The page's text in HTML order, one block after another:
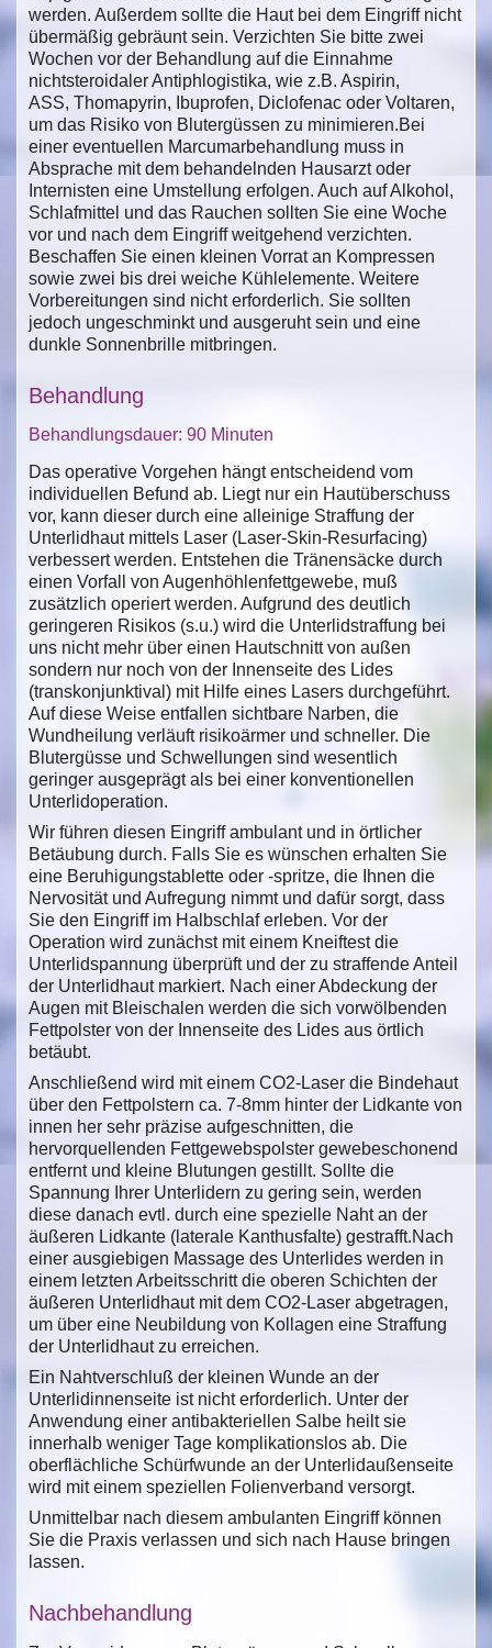
werden. Außerdem sollte die Haut bei dem Eingriff nicht
übermäßig gebräunt sein. Verzichten Sie bitte zwei
Wochen vor der Behandlung auf die Einnahme
nichtsteroidaler Antiphlogistika, wie z.B. Aspirin,
ASS, Thomapyrin, Ibuprofen, Diclofenac oder Voltaren,
um das Risiko von Blutergüssen zu minimieren.Bei
einer eventuellen Marcumarbehandlung muss in
Absprache mit dem behandelnden Hausarzt oder
Internisten eine Umstellung erfolgen. Auch auf Alkohol,
Schlafmittel und das Rauchen sollten Sie eine Woche
vor und nach dem Eingriff weitgehend verzichten.
Beschaffen Sie einen kleinen Vorrat an Kompressen
sowie zwei bis drei weiche Kühlelemente. Weitere
Vorbereitungen sind nicht erforderlich. Sie sollten
jedoch ungeschminkt und ausgeruht sein und eine
dunkle Sonnenbrille mitbringen.
Behandlung
Behandlungsdauer: 90 Minuten
Das operative Vorgehen hängt entscheidend vom
individuellen Befund ab. Liegt nur ein Hautüberschuss
vor, kann dieser durch eine alleinige Straffung der
Unterlidhaut mittels Laser (Laser-Skin-Resurfacing)
verbessert werden. Entstehen die Tränensäcke durch
einen Vorfall von Augenhöhlenfettgewebe, muß
zusätzlich operiert werden. Aufgrund des deutlich
geringeren Risikos (s.u.) wird die Unterlidstraffung bei
uns nicht mehr über einen Hautschnitt von außen
sondern nur noch von der Innenseite des Lides
(transkonjunktival) mit Hilfe eines Lasers durchgeführt.
Auf diese Weise entfallen sichtbare Narben, die
Wundheilung verläuft risikoärmer und schneller. Die
Blutergüsse und Schwellungen sind wesentlich
geringer ausgeprägt als bei einer konventionellen
Unterlidoperation.
Wir führen diesen Eingriff ambulant und in örtlicher
Betäubung durch. Falls Sie es wünschen erhalten Sie
eine Beruhigungstablette oder -spritze, die Ihnen die
Nervosität und Aufregung nimmt und dafür sorgt, dass
Sie den Eingriff im Halbschlaf erleben. Vor der
Operation wird zunächst mit einem Kneiftest die
Unterlidspannung überprüft und der zu straffende Anteil
der Unterlidhaut markiert. Nach einer Abdeckung der
Augen mit Bleischalen werden die sich vorwölbenden
Fettpolster von der Innenseite des Lides aus örtlich
betäubt.
Anschließend wird mit einem CO2-Laser die Bindehaut
über den Fettpolstern ca. 7-8mm hinter der Lidkante von
innen her sehr präzise aufgeschnitten, die
hervorquellenden Fettgewebspolster gewebeschonend
entfernt und kleine Blutungen gestillt. Sollte die
Spannung Ihrer Unterlidern zu gering sein, werden
diese danach evtl. durch eine spezielle Naht an der
äußeren Lidkante (laterale Kanthusfalte) gestrafft.Nach
einer ausgiebigen Massage des Unterlides werden in
einem letzten Arbeitsschritt die oberen Schichten der
äußeren Unterlidhaut mit dem CO2-Laser abgetragen,
um über eine Neubildung von Kollagen eine Straffung
der Unterlidhaut zu erreichen.
Ein Nahtverschluß der kleinen Wunde an der
Unterlidinnenseite ist nicht erforderlich. Unter der
Anwendung einer antibakteriellen Salbe heilt sie
innerhalb weniger Tage komplikationslos ab. Die
oberflächliche Schürfwunde an der Unterlidaußenseite
wird mit einem speziellen Folienverband versorgt.
Unmittelbar nach diesem ambulanten Eingriff können
Sie die Praxis verlassen und sich nach Hause bringen
lassen.
Nachbehandlung